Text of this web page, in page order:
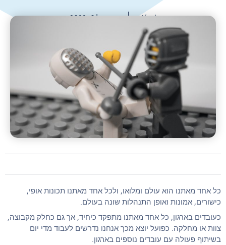
ifeel אפריל 6, 2022
כל אחד מאתנו הוא עולם ומלואו, ולכל אחד מאתנו תכונות אופי,
כישורים, אמונות ואופן התנהלות שונה בעולם.
כעובדים בארגון, כל אחד מאתנו מתפקד כיחיד, אך גם כחלק מקבוצה,
צוות או מחלקה. כפועל יוצא מכך אנחנו נדרשים לעבוד מדי יום
בשיתוף פעולה עם עובדים נוספים בארגון.